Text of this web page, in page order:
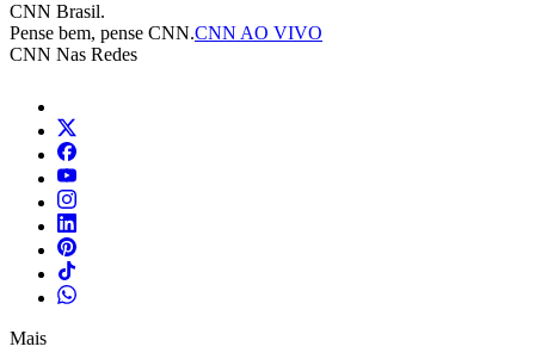
CNN Brasil.
Pense bem, pense CNN.CNN AO VIVO
CNN Nas Redes
Mais